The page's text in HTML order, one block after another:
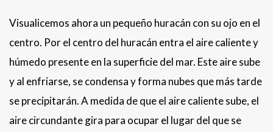
Visualicemos ahora un pequeño huracán con su ojo en el
centro. Por el centro del huracán entra el aire caliente y
húmedo presente en la superficie del mar. Este aire sube
y al enfriarse, se condensa y forma nubes que más tarde
se precipitarán. A medida de que el aire caliente sube, el
aire circundante gira para ocupar el lugar del que se